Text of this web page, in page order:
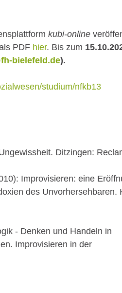
kubi-online
PDF hier. Bis zum
bielefeld.de).
studium/nfkb13
Ditzingen:
Improvisieren: eine
des
- Denken und Handeln in
Improvisieren in der